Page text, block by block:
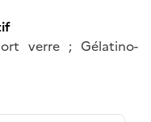
verre ; Gélatino-